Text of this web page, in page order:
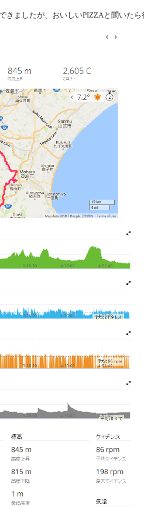
ましたが、おいしいPIZZAと聞いたら